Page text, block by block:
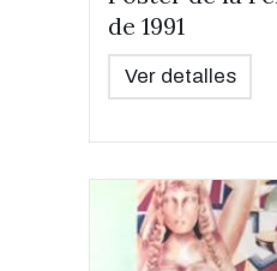
de 1991
Ver detalles